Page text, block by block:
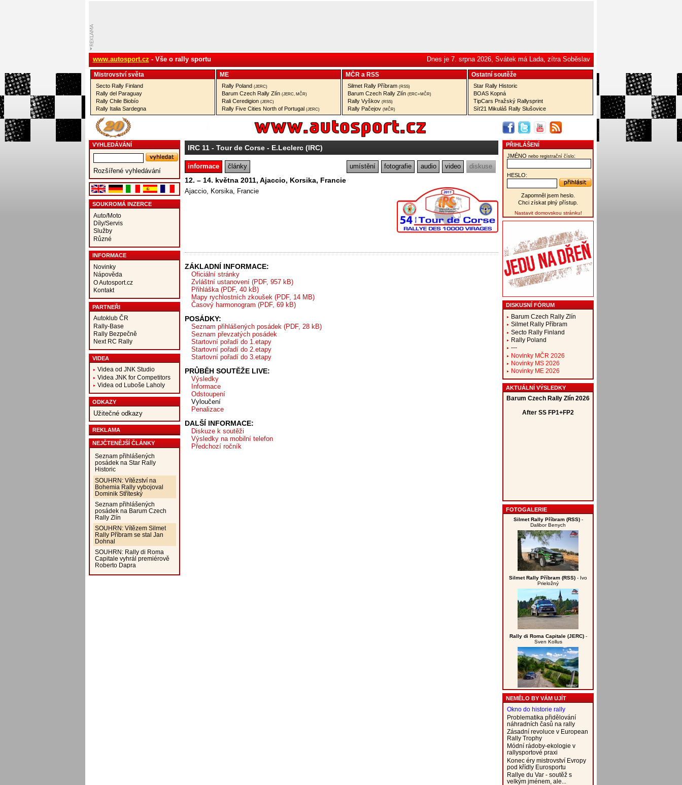
www.autosport.cz - Vše o rally sportu Dnes je 7. srpna 2026, Svátek má Lada, zítra Soběslav
Mistrovství­ světa
Secto Rally Finland
Rally del Paraguay
Rally Chile Biobío
Rally Italia Sardegna
ME
Rally Poland (JERC)
Barum Czech Rally Zlín (JERC, MČR)
Rali Ceredigion (JERC)
Rally Five Cities North of Portugal (JERC)
MČR a RSS
Silmet Rally Příbram (RSS)
Barum Czech Rally Zlín (ERC+MČR)
Rally Vyškov (RSS)
Rally Pačejov (MČR)
Ostatní­ soutěže
Star Rally Historic
BOAS Kopná
TipCars Pražský Rallysprint
Síť21 Mikuláš Rally Slušovice
VYHLEDÁVÁNÍ
Rozšířené vyhledávání
SOUKROMÁ INZERCE
Auto/Moto
Díly/Servis
Služby
Různé
INFORMACE
Novinky
Nápověda
O Autosport.cz
Kontakt
PARTNEŘI
Autoklub ČR
Rally-Base
Rally Bezpečně
Next RC Rally
VIDEA
Videa od JNK Studio
Videa JNK for Competitors
Videa od Luboše Laholy
ODKAZY
Užitečné odkazy
REKLAMA
NEJČTENĚJŠÍ ČLÁNKY
Seznam přihlášených
posádek na Star Rally
Historic
SOUHRN: Vítězství na
Bohemia Rally vybojoval
Dominik Stříteský
Seznam přihlášených
posádek na Barum Czech
Rally Zlín
SOUHRN: Vítězem Silmet
Rally Příbram se stal Jan
Dohnal
SOUHRN: Rally di Roma
Capitale vyhrál premiérově
Roberto Dapra
IRC 11- Tour de Corse - E.Leclerc (IRC)
informace články umístění fotografie audio video diskuse
12. – 14. května 2011, Ajaccio, Korsika, Francie
Ajaccio, Korsika, Francie
ZÁKLADNÍ INFORMACE:
Oficiální stránky
Zvláštní ustanovení (PDF, 957 kB)
Přihláška (PDF, 40 kB)
Mapy rychlostních zkoušek (PDF, 14 MB)
Časový harmonogram (PDF, 69 kB)
POSÁDKY:
Seznam přihlášených posádek (PDF, 28 kB)
Seznam převzatých posádek
Startovní pořadí do 1.etapy
Startovní pořadí do 2.etapy
Startovní pořadí do 3.etapy
PRŮBĚH SOUTĚŽE LIVE:
Výsledky
Informace
Odstoupení
Vyloučení
Penalizace
DALŠÍ INFORMACE:
Diskuze k soutěži
Výsledky na mobilní telefon
Předchozí ročník
PŘIHLÁŠENÍ
JMÉNO nebo registrační číslo:
HESLO:
Zapomněl jsem heslo.
Chci získat plný přístup.
Nastavit domovskou stránku!
DISKUSNÍ FÓRUM
Barum Czech Rally Zlín
Silmet Rally Příbram
Secto Rally Finland
Rally Poland
---
Novinky MČR 2026
Novinky MS 2026
Novinky ME 2026
AKTUÁLNÍ VÝSLEDKY
FOTOGALERIE
Silmet Rally Příbram (RSS)-
Dalibor Benych
Silmet Rally Příbram (RSS) - Ivo
Prieložný
Rally di Roma Capitale (JERC)-
Sven Kollus
NEMĚLO BY VÁM UJÍT
Okno do historie rally
Problematika přidělování
náhradních časů na rally
Zásadní revoluce v European
Rally Trophy
Módní rádoby-ekologie v
rallysportové praxi
Konec éry mistrovství Evropy
pod křídly Eurosportu
Rallye du Var - soutěž s
velkým jménem, ale...